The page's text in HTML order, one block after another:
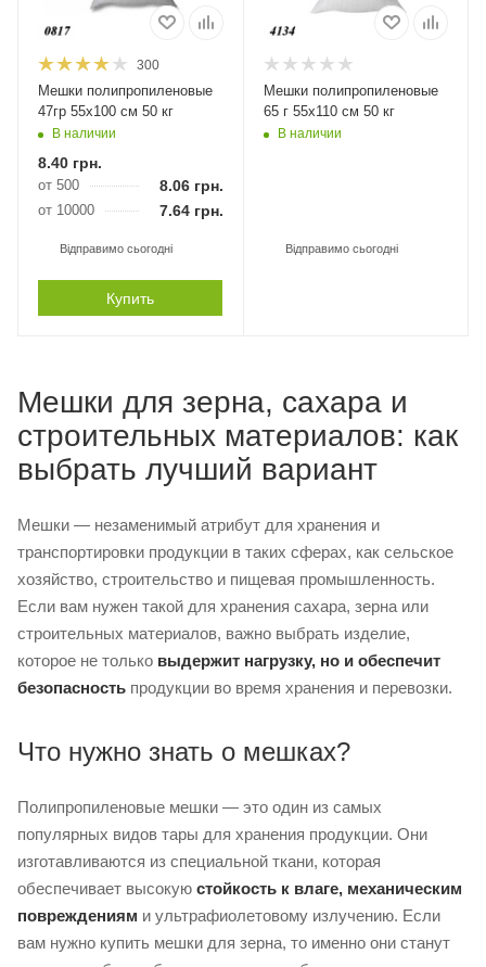
300
Мешки полипропиленовые
47гр 55х100 см 50 кг
В наличии
8.40 грн.
от 500 8.06грн.
от 10000 7.64грн.
Відправимо сьогодні
Купить
Мешки полипропиленовые
65 г 55х110 см 50 кг
В наличии
Відправимо сьогодні
Мешки для зерна, сахара и
строительных материалов: как
выбрать лучший вариант
Мешки — незаменимый атрибут для хранения и
транспортировки продукции в таких сферах, как сельское
хозяйство, строительство и пищевая промышленность.
Если вам нужен такой для хранения сахара, зерна или
строительных материалов, важно выбрать изделие,
которое не только выдержит нагрузку, но и обеспечит
безопасность продукции во время хранения и перевозки.
Что нужно знать о мешках?
Полипропиленовые мешки — это один из самых
популярных видов тары для хранения продукции. Они
изготавливаются из специальной ткани, которая
обеспечивает высокую стойкость к влаге, механическим
повреждениям и ультрафиолетовому излучению. Если
вам нужно купить мешки для зерна, то именно они станут